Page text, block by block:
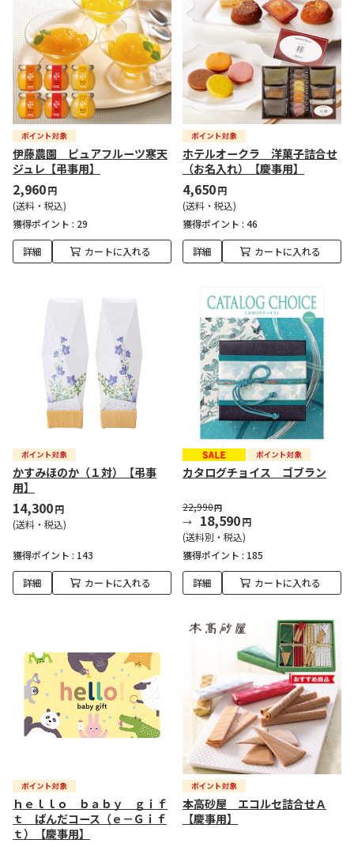
伊藤農園 ピュアフルーツ寒天
ジュレ【弔事用】
2,960円
(送料・税込)
獲得ポイント : 29
詳細 カートに入れる
ホテルオークラ 洋菓子詰合せ
（お名入れ）【慶事用】
4,650円
(送料・税込)
獲得ポイント : 46
詳細 カートに入れる
かすみほのか（１対）【弔事
用】
14,300円
(送料・税込)
獲得ポイント : 143
詳細 カートに入れる
カタログチョイス ゴブラン
22,990円
18,590円
(送料別・税込)
獲得ポイント : 185
詳細 カートに入れる
ｈｅｌｌｏ ｂａｂｙ ｇｉｆ
ｔ ぱんだコース（ｅ－Ｇｉｆ
ｔ）【慶事用】
本高砂屋 エコルセ詰合せＡ
【慶事用】